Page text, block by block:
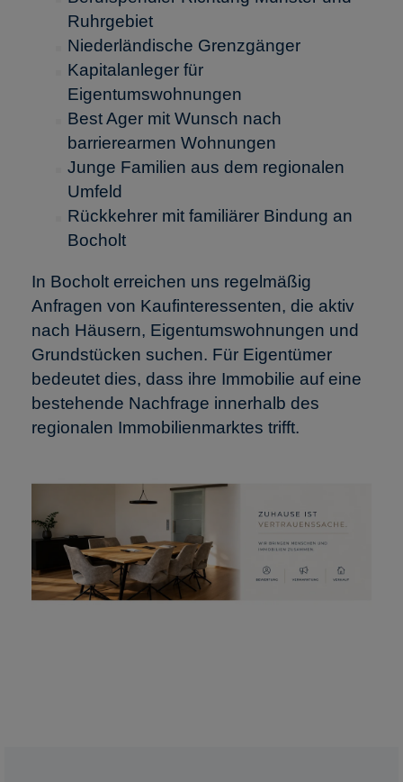
Ruhrgebiet
Niederländische Grenzgänger
Kapitalanleger für
Eigentumswohnungen
Best Ager mit Wunsch nach
barrierearmen Wohnungen
Junge Familien aus dem regionalen
Umfeld
Rückkehrer mit familiärer Bindung an
Bocholt
In Bocholt erreichen uns regelmäßig
Anfragen von Kaufinteressenten, die aktiv
nach Häusern, Eigentumswohnungen und
Grundstücken suchen. Für Eigentümer
bedeutet dies, dass ihre Immobilie auf eine
bestehende Nachfrage innerhalb des
regionalen Immobilienmarktes trifft.